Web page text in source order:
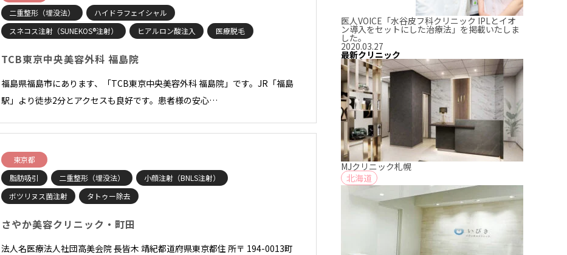
二重整形（埋没法）
ハイドラフェイシャル
スネコス注射（SUNEKOS®注射）
ヒアルロン酸注入 医療脱毛
TCB東京中央美容外科 福島院
福島県福島市にあります、「TCB東京中央美容外科 福島院」です。JR「福島
駅」より徒歩2分とアクセスも良好です。患者様の安心…
東京都
脂肪吸引
二重整形（埋没法）
小顔注射（BNLS注射）
ボツリヌス菌注射
タトゥー除去
さやか美容クリニック・町田
法人名医療法人社団高美会院 長皆木 靖紀都道府県東京都住 所〒 194-0013町
医人VOICE「水谷皮フ科クリニック IPLとイオ
ン導入をセットにした治療法」を掲載いたしま
した。
2020.03.27
最新クリニック
MJクリニック札幌
北海道